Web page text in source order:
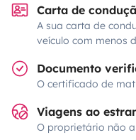
Carta de
A sua carta de
veículo com menos
Documento
O certificado de
Viagens ao
O proprietário não